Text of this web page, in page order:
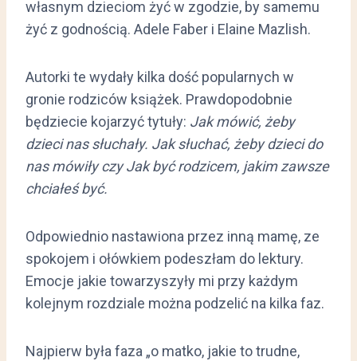
własnym dzieciom żyć w zgodzie, by samemu
żyć z godnością. Adele Faber i Elaine Mazlish.
Autorki te wydały kilka dość popularnych w
gronie rodziców książek. Prawdopodobnie
będziecie kojarzyć tytuły: Jak mówić, żeby
dzieci nas słuchały. Jak słuchać, żeby dzieci do
nas mówiły czy Jak być rodzicem, jakim zawsze
chciałeś być.
Odpowiednio nastawiona przez inną mamę, ze
spokojem i ołówkiem podeszłam do lektury.
Emocje jakie towarzyszyły mi przy każdym
kolejnym rozdziale można podzelić na kilka faz.
Najpierw była faza „o matko, jakie to trudne,